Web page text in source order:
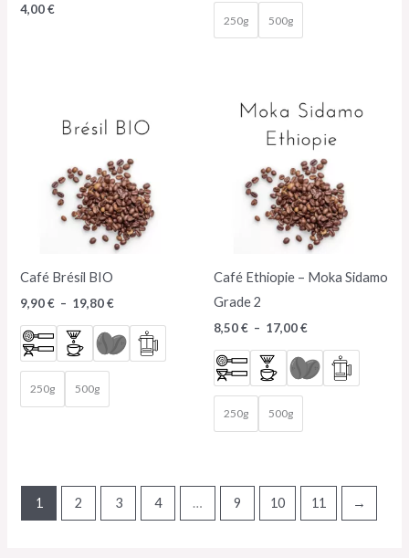
4,00€
250g 500g
Café Brésil BIO
9,90€ – 19,80€
prix :
9,90 €
19,80 €
250g 500g
Café Ethiopie – Moka Sidamo
Grade 2
8,50€ – 17,00€
prix :
8,50 €
à
17,00 €
250g 500g
1 2 3 4 … 9 10 11 →